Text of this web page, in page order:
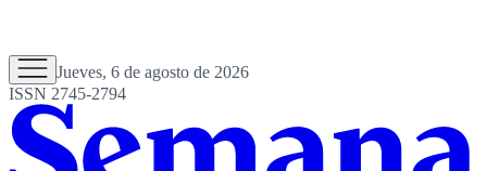
Jueves, 6 de agosto de 2026
ISSN 2745-2794